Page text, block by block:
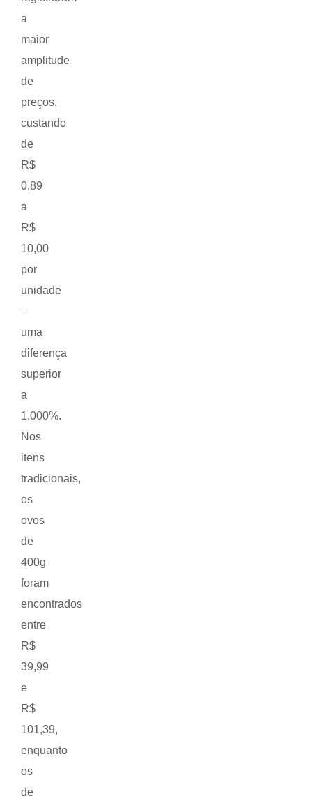
a
maior
amplitude
de
preços,
custando
de
R$
0,89
a
R$
10,00
por
unidade
–
uma
diferença
superior
a
1.000%.
Nos
itens
tradicionais,
os
ovos
de
400g
foram
encontrados
entre
R$
39,99
e
R$
101,39,
enquanto
os
de